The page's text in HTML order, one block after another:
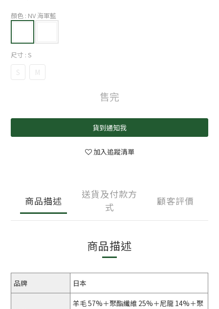
顏色 : NV 海軍藍
尺寸 : S
S M
售完
貨到通知我
加入追蹤清單
商品描述
送貨及付款方
式
顧客評價
商品描述
品牌 日本
羊毛 57%＋聚酯纖維 25%＋尼龍 14%＋聚